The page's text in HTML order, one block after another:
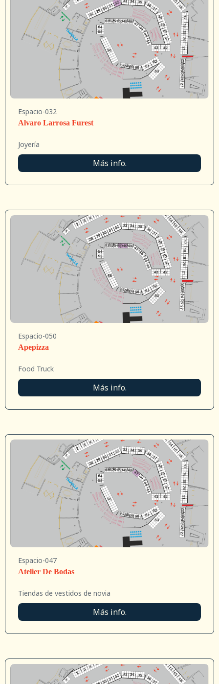
Espacio-032
Alvaro Larrosa Furest
Joyería
Más info.
Espacio-050
Apepizza
Food Truck
Más info.
Espacio-047
Atelier De Bodas
Tiendas de vestidos de novia
Más info.